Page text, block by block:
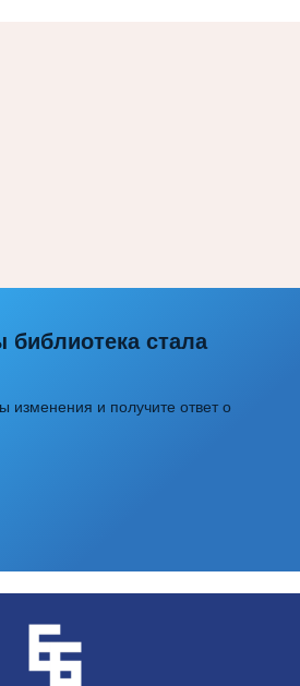
библиотека стала
изменения и получите ответ о